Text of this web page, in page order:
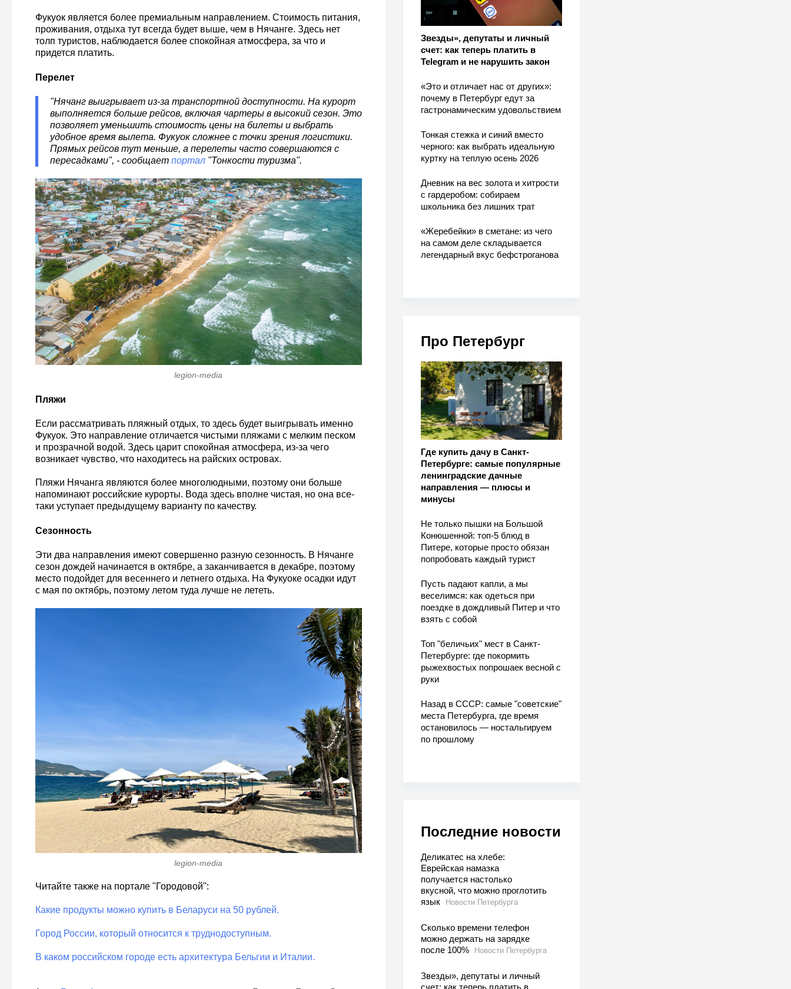
Звезды», депутаты и личный
счет: как теперь платить в
Telegram и не нарушить закон
«Это и отличает нас от других»:
почему в Петербург едут за
гастронамическим удовольствием
Тонкая стежка и синий вместо
черного: как выбрать идеальную
куртку на теплую осень 2026
Дневник на вес золота и хитрости
с гардеробом: собираем
школьника без лишних трат
«Жеребейки» в сметане: из чего
на самом деле складывается
легендарный вкус бефстроганова
Про Петербург
Где купить дачу в Санкт-
Петербурге: самые популярные
ленинградские дачные
направления — плюсы и
минусы
Не только пышки на Большой
Конюшенной: топ-5 блюд в
Питере, которые просто обязан
попробовать каждый турист
Пусть падают капли, а мы
веселимся: как одеться при
поездке в дождливый Питер и что
взять с собой
Топ "беличьих" мест в Санкт-
Петербурге: где покормить
рыжехвостых попрошаек весной с
руки
Назад в СССР: самые "советские"
места Петербурга, где время
остановилось — ностальгируем
по прошлому
Последние новости
Деликатес на хлебе:
Еврейская намазка
получается настолько
вкусной, что можно проглотить
язык
Новости Петербурга
Сколько времени телефон
можно держать на зарядке
после 100%
Новости Петербурга
Звезды», депутаты и личный
счет: как теперь платить в
Фукуок является более премиальным направлением. Стоимость питания,
проживания, отдыха тут всегда будет выше, чем в Нячанге. Здесь нет
толп туристов, наблюдается более спокойная атмосфера, за что и
придется платить.
Перелет
"Нячанг выигрывает из-за транспортной доступности. На курорт
выполняется больше рейсов, включая чартеры в высокий сезон. Это
позволяет уменьшить стоимость цены на билеты и выбрать
удобное время вылета. Фукуок сложнее с точки зрения логистики.
Прямых рейсов тут меньше, а перелеты часто совершаются с
пересадками", - сообщает портал "Тонкости туризма".
legion-media
Пляжи
Если рассматривать пляжный отдых, то здесь будет выигрывать именно
Фукуок. Это направление отличается чистыми пляжами с мелким песком
и прозрачной водой. Здесь царит спокойная атмосфера, из-за чего
возникает чувство, что находитесь на райских островах.
Пляжи Нячанга являются более многолюдными, поэтому они больше
напоминают российские курорты. Вода здесь вполне чистая, но она все-
таки уступает предыдущему варианту по качеству.
Сезонность
Эти два направления имеют совершенно разную сезонность. В Нячанге
сезон дождей начинается в октябре, а заканчивается в декабре, поэтому
место подойдет для весеннего и летнего отдыха. На Фукуоке осадки идут
с мая по октябрь, поэтому летом туда лучше не лететь.
legion-media
Читайте также на портале "Городовой":
Какие продукты можно купить в Беларуси на 50 рублей.
Город России, который относится к труднодоступным.
В каком российском городе есть архитектура Бельгии и Италии.